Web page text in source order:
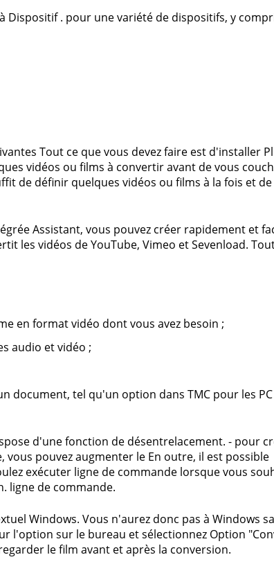
Dispositif . pour une variété de dispositifs, y
Tout ce que vous devez faire est d'installer
vidéos ou films à convertir avant de vous
de définir quelques vidéos ou films à la fois et de
Assistant, vous pouvez créer rapidement et
les vidéos de YouTube, Vimeo et Sevenload.
en format vidéo dont vous avez besoin ;
audio et vidéo ;
document, tel qu'un option dans TMC pour les
d'une fonction de désentrelacement. - pour
pouvez augmenter le En outre, il est possible
exécuter ligne de commande lorsque vous
ligne de commande.
Windows. Vous n'aurez donc pas à Windows
l'option sur le bureau et sélectionnez Option
le film avant et après la conversion.